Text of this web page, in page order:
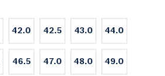
42.0 42.5 43.0 44.0
46.5 47.0 48.0 49.0